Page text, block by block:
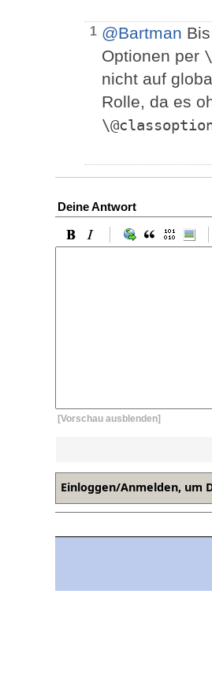
1 @Bartman
Optionen per
nicht auf
Rolle, da es
Deine Antwort
[Vorschau ausblenden]